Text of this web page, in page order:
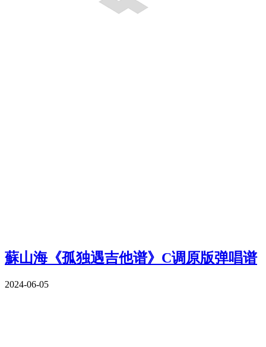
蘇山海《孤独遇吉他谱》C调原版弹唱谱
2024-06-05